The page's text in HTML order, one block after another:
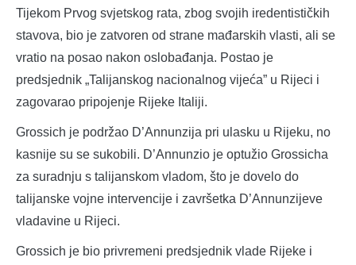
Tijekom Prvog svjetskog rata, zbog svojih iredentističkih
stavova, bio je zatvoren od strane mađarskih vlasti, ali se
vratio na posao nakon oslobađanja. Postao je
predsjednik „Talijanskog nacionalnog vijeća” u Rijeci i
zagovarao pripojenje Rijeke Italiji.
Grossich je podržao D’Annunzija pri ulasku u Rijeku, no
kasnije su se sukobili. D’Annunzio je optužio Grossicha
za suradnju s talijanskom vladom, što je dovelo do
talijanske vojne intervencije i završetka D’Annunzijeve
vladavine u Rijeci.
Grossich je bio privremeni predsjednik vlade Rijeke i